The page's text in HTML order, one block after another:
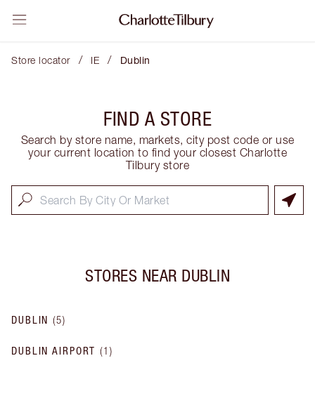
Store locator / IE / Dublin
FIND A STORE
Search by store name, markets, city post code or use
your current location to find your closest Charlotte
Tilbury store
STORES NEAR DUBLIN
DUBLIN (5)
DUBLIN AIRPORT (1)